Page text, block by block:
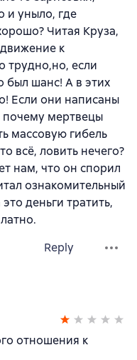
и уныло, где
Читая Круза,
к
если
был шанс! А в этих
Если они написаны
мертвецы
массовую гибель
всё, ловить нечего?
нам, что он спорил
ознакомительный
деньги тратить,
Reply
отношения к